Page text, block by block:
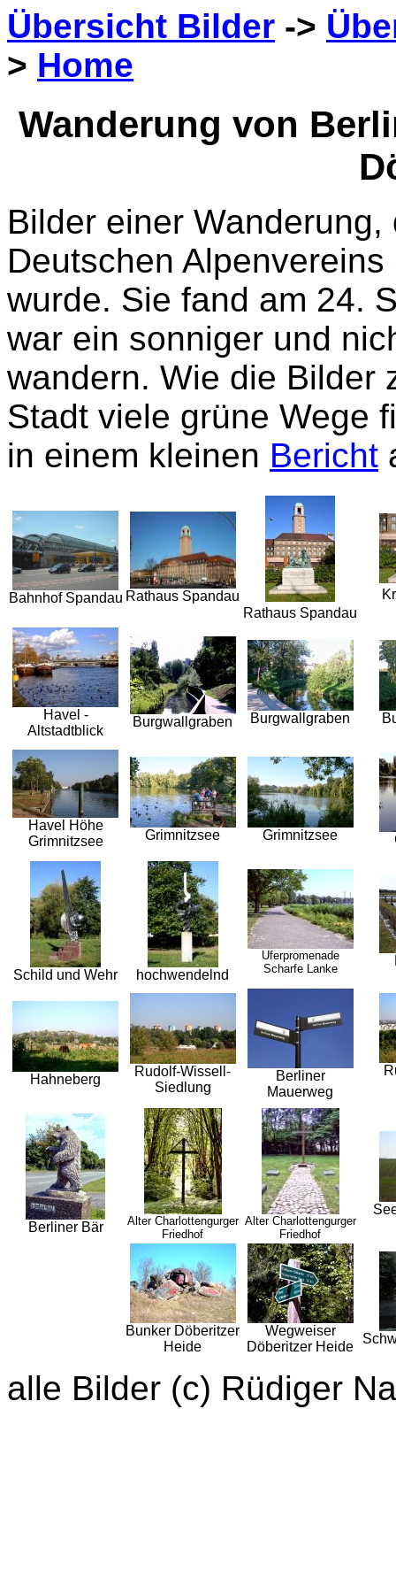
Übersicht Bilder ->
> Home
Wanderung von
Bilder einer
Deutschen
wurde. Sie fand am 24.
war ein sonniger und
wandern. Wie die Bilder
Stadt viele grüne Wege
in einem kleinen Bericht
Bahnhof Spandau Rathaus Spandau
Rathaus Spandau
Havel -
Altstadtblick
Burgwallgraben Burgwallgraben
Havel Höhe
Grimnitzsee
Grimnitzsee Grimnitzsee
Schild und Wehr hochwendelnd
Uferpromenade
Scharfe Lanke
Hahneberg
Rudolf-Wissell-
Siedlung
Berliner
Mauerweg
Berliner Bär
Alter Charlottengurger
Friedhof
Alter Charlottengurger
Friedhof
Bunker Döberitzer
Heide
Wegweiser
Döberitzer Heide
alle Bilder (c) Rüdiger